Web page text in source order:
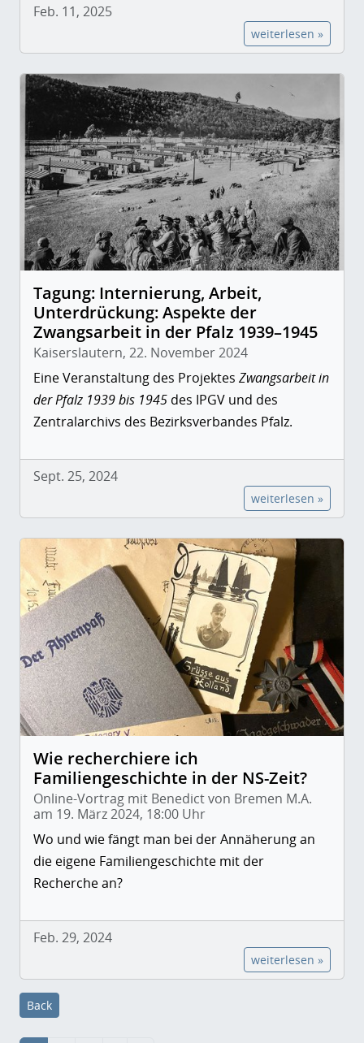
Feb. 11, 2025
weiterlesen »
Tagung: Internierung, Arbeit,
Unterdrückung: Aspekte der
Zwangsarbeit in der Pfalz 1939–1945
Kaiserslautern, 22. November 2024
Eine Veranstaltung des Projektes Zwangsarbeit in
der Pfalz 1939 bis 1945 des IPGV und des
Zentralarchivs des Bezirksverbandes Pfalz.
Sept. 25, 2024
weiterlesen »
Wie recherchiere ich
Familiengeschichte in der NS-Zeit?
Online-Vortrag mit Benedict von Bremen M.A.
am 19. März 2024, 18:00 Uhr
Wo und wie fängt man bei der Annäherung an
die eigene Familiengeschichte mit der
Recherche an?
Feb. 29, 2024
weiterlesen »
Back